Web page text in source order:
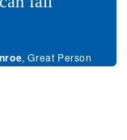
, Great Person